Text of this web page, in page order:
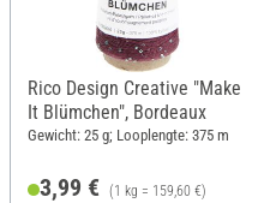
Rico Design Creative "Make
It Blümchen", Bordeaux
Gewicht: 25 g; Looplengte: 375 m
3,99 € (1 kg = 159,60 €)